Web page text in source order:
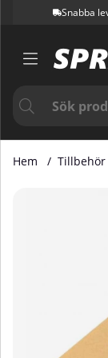
Snabba
Hem Tillbehör